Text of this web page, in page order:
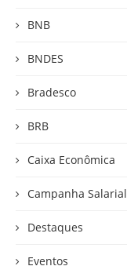
BNB
BNDES
Bradesco
BRB
Caixa Econômica
Campanha Salarial
Destaques
Eventos